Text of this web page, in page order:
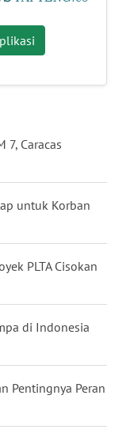
7, Caracas
untuk Korban
PLTA Cisokan
di Indonesia
Pentingnya Peran